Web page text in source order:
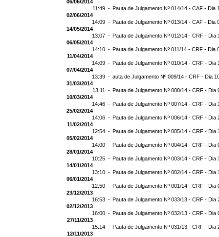
06/06/2014
11:49 - Pauta de Julgamento Nº 014/14 - CAF - Dia
02/06/2014
14:09 - Pauta de Julgamento Nº 013/14 - CAF - Dia
14/05/2014
13:07 - Pauta de Julgamento Nº 012/14 - CRF - Dia
06/05/2014
14:10 - Pauta de Julgamento Nº 011/14 - CRF - Dia
11/04/2014
14:09 - Pauta de Julgamento Nº 010/14 - CRF - Dia
07/04/2014
13:39 - auta de Julgamento Nº 009/14 - CRF - Dia
31/03/2014
13:11 - Pauta de Julgamento Nº 008/14 - CRF - Dia
10/03/2014
14:46 - Pauta de Julgamento Nº 007/14 - CRF - Dia
25/02/2014
14:06 - Pauta de Julgamento Nº 006/14 - CRF - Dia
11/02/2014
12:54 - Pauta de Julgamento Nº 005/14 - CRF - Dia
05/02/2014
14:00 - Pauta de Julgamento Nº 004/14 - CRF - Dia
28/01/2014
10:25 - Pauta de Julgamento Nº 003/14 - CRF - Dia
14/01/2014
13:10 - Pauta de Julgamento Nº 002/14 - CRF - Dia
06/01/2014
12:50 - Pauta de Julgamento Nº 001/14 - CRF - Dia
23/12/2013
16:53 - Pauta de Julgamento Nº 033/13 - CRF - Dia
02/12/2013
16:00 - Pauta de Julgamento Nº 032/13 - CRF - Dia
27/11/2013
15:14 - Pauta de Julgamento Nº 031/13 - CRF - Dia
12/11/2013